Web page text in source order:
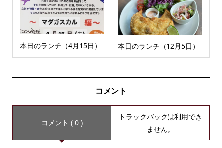
本日のランチ（4月15日） 本日のランチ（12月5日）
コメント
コメント ( 0 )
トラックバックは利用でき
ません。